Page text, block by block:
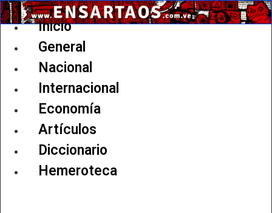
Ir
al
Inicio
General
Nacional
Internacional
Economía
Artículos
Diccionario
Hemeroteca